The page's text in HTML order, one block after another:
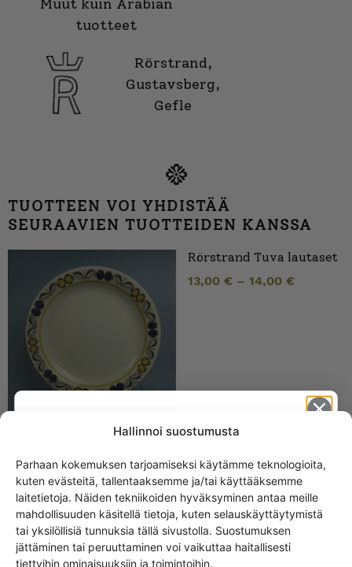
Hallinnoi suostumusta
Parhaan kokemuksen tarjoamiseksi käytämme teknologioita,
kuten evästeitä, tallentaaksemme ja/tai käyttääksemme
laitetietoja. Näiden tekniikoiden hyväksyminen antaa meille
mahdollisuuden käsitellä tietoja, kuten selauskäyttäytymistä
tai yksilöllisiä tunnuksia tällä sivustolla. Suostumuksen
jättäminen tai peruuttaminen voi vaikuttaa haitallisesti
tiettyihin ominaisuuksiin ja toimintoihin.
Muut kuin Arabian
tuotteet
Rörstrand,
Gustavsberg,
Gefle
TUOTTEEN VOI YHDISTÄÄ
SEURAAVIEN TUOTTEIDEN KANSSA
Rörstrand Tuva lautaset
13,00 € – 14,00 €
SAMANKALTAISET TUOTTEET
Rörstrand Irene lautanen
18 cm
Get -5%
off?
Yes! I want the discount